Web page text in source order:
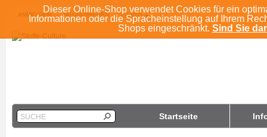
Dieser Online-Shop verwendet Cookies für ein
Informationen oder die Spracheinstellung auf Ihrem
Shops eingeschränkt. Sind Sie
ANMELDEN REGISTRIEREN KONTO
Startseite
SUCHE